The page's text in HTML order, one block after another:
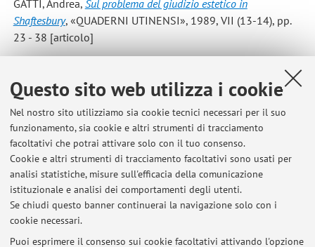
Questo sito web utilizza i cookie
Nel nostro sito utilizziamo sia cookie tecnici necessari per il suo
funzionamento, sia cookie e altri strumenti di tracciamento
facoltativi che potrai attivare solo con il tuo consenso.
Cookie e altri strumenti di tracciamento facoltativi sono usati per
analisi statistiche, misure sull'efficacia della comunicazione
istituzionale e analisi dei comportamenti degli utenti.
Se chiudi questo banner continuerai la navigazione solo con i
cookie necessari.
Puoi esprimere il consenso sui cookie facoltativi attivando l'opzione
GATTI, Andrea, Sul problema del giudizio estetico in
Shaftesbury, «QUADERNI UTINENSI», 1989, VII (13-14), pp.
23 - 38 [articolo]
Language and Perception from Locke to I.A. Richards,
«QUADERNI UTINENSI», 1989, VII (13-14), pp. 425 - 427
[recensione]
5 6 7